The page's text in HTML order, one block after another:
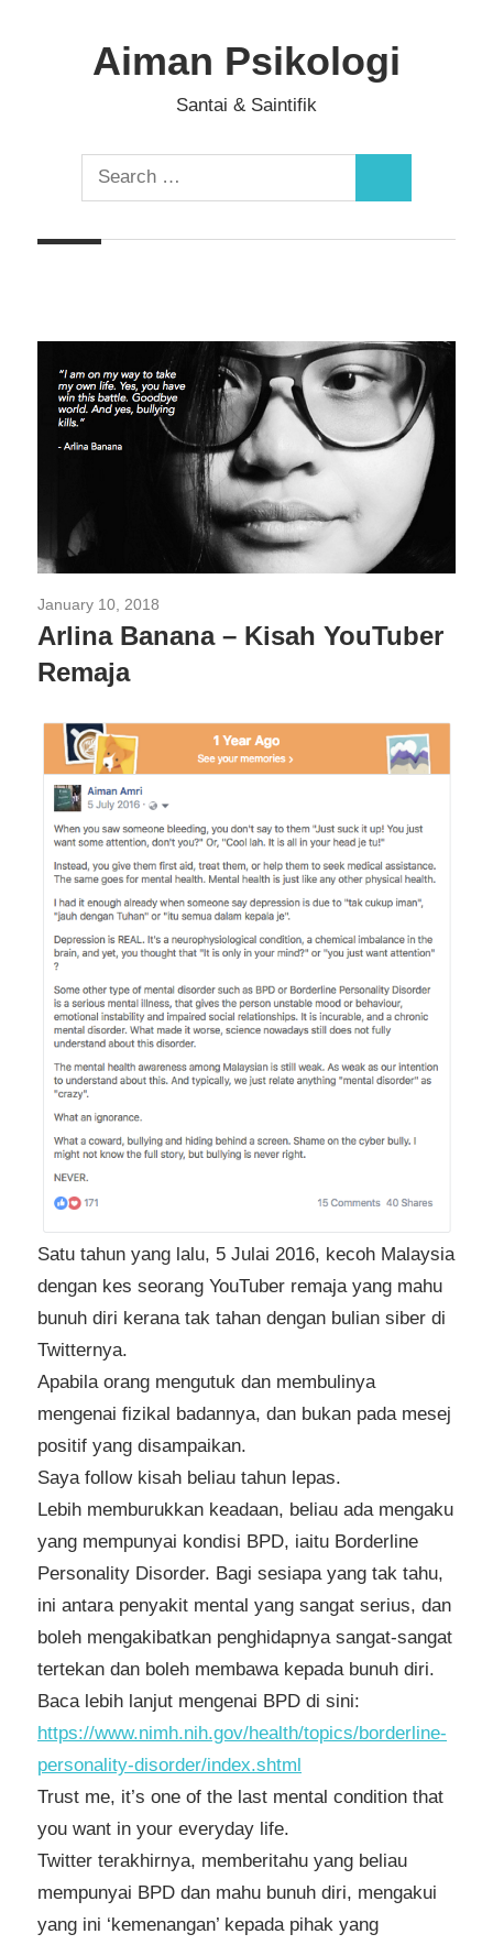
contentAiman Psikologi
Santai & Saintifik
Search
for:
January 10, 2018
Arlina Banana – Kisah YouTuber
Remaja
Satu tahun yang lalu, 5 Julai 2016, kecoh Malaysia
dengan kes seorang YouTuber remaja yang mahu
bunuh diri kerana tak tahan dengan bulian siber di
Twitternya.
Apabila orang mengutuk dan membulinya
mengenai fizikal badannya, dan bukan pada mesej
positif yang disampaikan.
Saya follow kisah beliau tahun lepas.
Lebih memburukkan keadaan, beliau ada mengaku
yang mempunyai kondisi BPD, iaitu Borderline
Personality Disorder. Bagi sesiapa yang tak tahu,
ini antara penyakit mental yang sangat serius, dan
boleh mengakibatkan penghidapnya sangat-sangat
tertekan dan boleh membawa kepada bunuh diri.
Baca lebih lanjut mengenai BPD di sini:
https://www.nimh.nih.gov/health/topics/borderline-
personality-disorder/index.shtml
Trust me, it’s one of the last mental condition that
you want in your everyday life.
Twitter terakhirnya, memberitahu yang beliau
mempunyai BPD dan mahu bunuh diri, mengakui
yang ini ‘kemenangan’ kepada pihak yang